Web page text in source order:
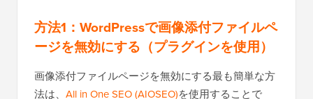
方法1：WordPressで画像添付ファイルペ
ージを無効にする（プラグインを使用）
画像添付ファイルページを無効にする最も簡単な方
法は、 All in One SEO (AIOSEO)を使用することで